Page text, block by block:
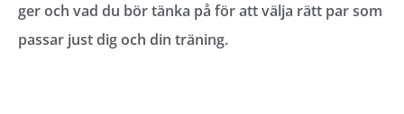
ger och vad du bör tänka på för att välja rätt par som
passar just dig och din träning.